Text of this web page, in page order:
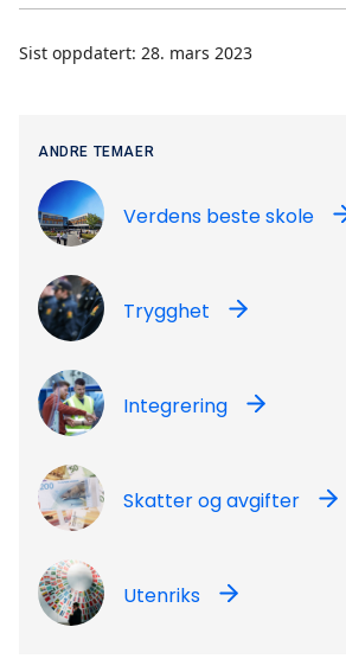
Sist oppdatert: 28. mars 2023
ANDRE TEMAER
Verdens beste skole
Trygghet
Integrering
Skatter og avgifter
Utenriks